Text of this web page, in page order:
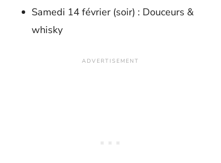
Samedi 14 février (soir) : Douceurs &
whisky